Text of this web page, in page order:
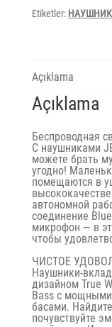
Etiketler:
Açıklama
Açıklama
Беспроводная
С наушниками
можете брать
угодно!
помещаются в
автономной
соединение
микрофон — в
чтобы
ЧИСТОЕ
Наушники-
дизайном True
Bass с
басами.
почувствуйте